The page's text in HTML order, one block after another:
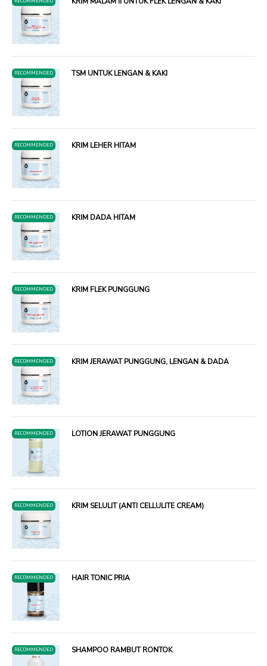
RECOMMENDED TSM UNTUK LENGAN & KAKI
RECOMMENDED KRIM LEHER HITAM
RECOMMENDED KRIM DADA HITAM
RECOMMENDED KRIM FLEK PUNGGUNG
RECOMMENDED KRIM JERAWAT PUNGGUNG, LENGAN & DADA
RECOMMENDED LOTION JERAWAT PUNGGUNG
RECOMMENDED KRIM SELULIT (ANTI CELLULITE CREAM)
RECOMMENDED HAIR TONIC PRIA
RECOMMENDED SHAMPOO RAMBUT RONTOK